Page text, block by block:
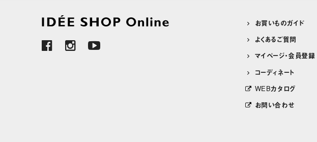
お買いものガイド
よくあるご質問
マイページ・会員登録
コーディネート
WEBカタログ
お問い合わせ